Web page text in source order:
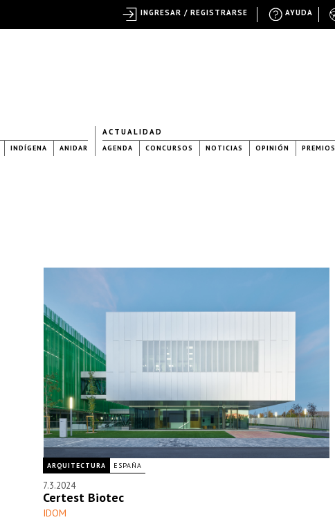
INDÍGENA ANIDAR
ACTUALIDAD
AGENDA CONCURSOS NOTICIAS OPINIÓN PREMIOS
ARQUITECTURA ESPAÑA
7.3.2024
Certest Biotec
IDOM
AYUDA
INGRESAR / REGISTRARSE